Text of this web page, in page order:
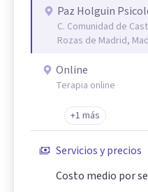
Paz Holguin
C. Comunidad de
Rozas de Madrid,
Online
Terapia online
+1 más
Servicios y precios
Costo medio por